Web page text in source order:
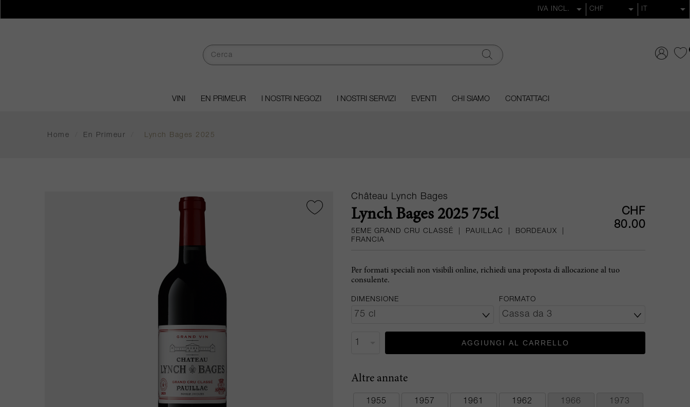
VINI EN PRIMEUR I NOSTRI NEGOZI I NOSTRI SERVIZI EVENTI CHI SIAMO CONTATTACI
Home En Primeur Lynch Bages 2025
Château Lynch Bages
Lynch Bages 2025 75cl
5EME GRAND CRU CLASSÉ PAUILLAC BORDEAUX
FRANCIA
CHF
80.00
Per formati speciali non visibili online, richiedi una proposta di allocazione al tuo
consulente.
DIMENSIONE FORMATO
AGGIUNGI AL CARRELLO
Altre annate
1955 1957 1961 1962 1966 1973